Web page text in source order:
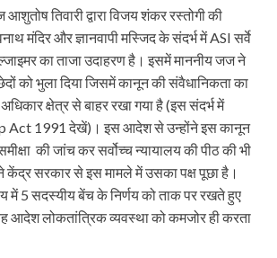
तिवारी द्वारा विजय शंकर रस्तोगी की
मंदिर और ज्ञानवापी मस्जिद के संदर्भ में ASI सर्वे
का ताजा उदाहरण है। इसमें माननीय जज ने
को भुला दिया जिसमें कानून की संवैधानिकता का
क्षेत्र से बाहर रखा गया है (इस संदर्भ में
Act 1991 देखें)। इस आदेश से उन्होंने इस कानून
की जांच कर सर्वोच्च न्यायालय की पीठ की भी
सरकार से इस मामले में उसका पक्ष पूछा है।
में 5 सदस्यीय बेंच के निर्णय को ताक पर रखते हुए
आदेश लोकतांत्रिक व्यवस्था को कमजोर ही करता